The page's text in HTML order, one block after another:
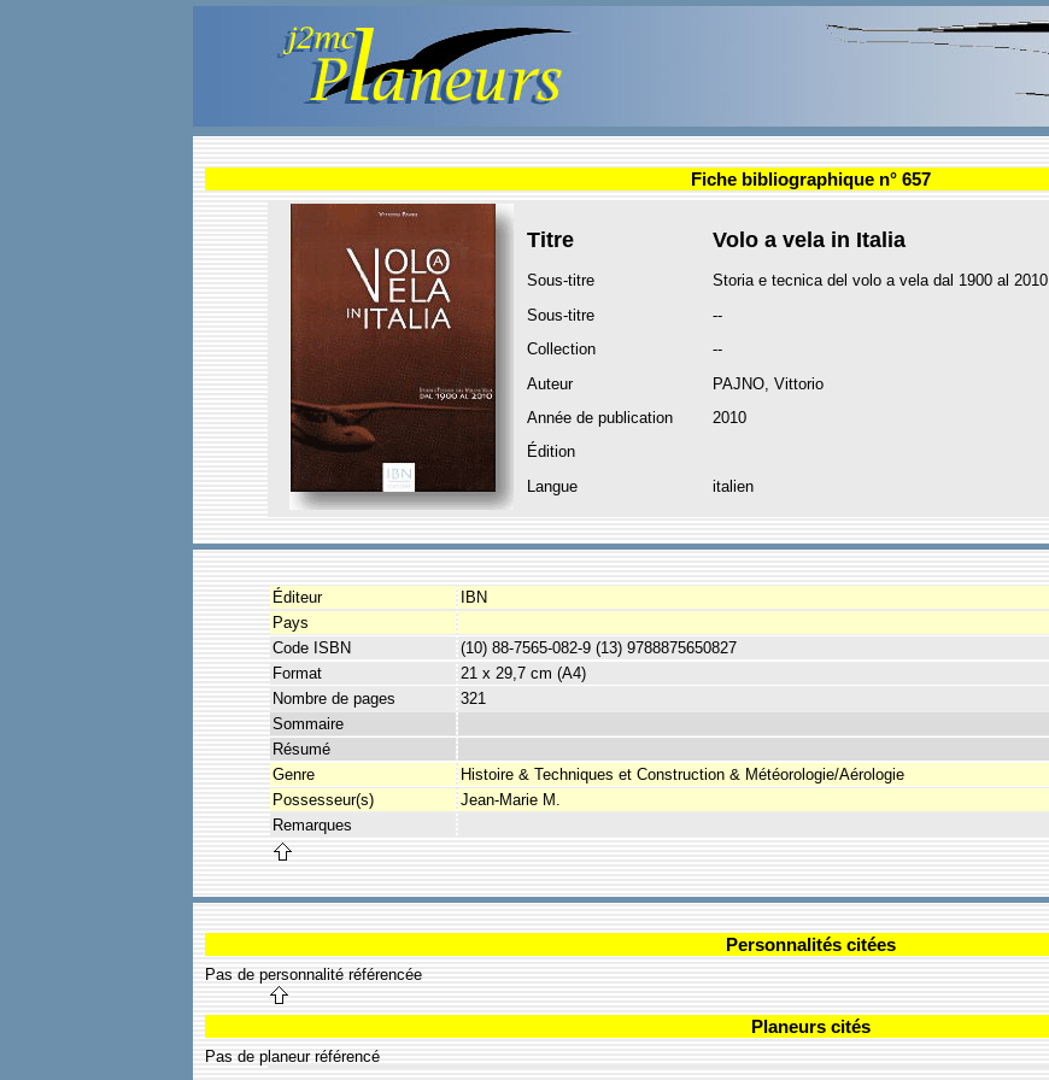
Fiche bibliographique n° 657
Titre Volo a vela in Italia
Sous-titre
Storia e tecnica del volo a vela dal 1900 al 2010
Sous-titre
--
Collection
--
Auteur
PAJNO, Vittorio
Année de publication
2010
Édition
Langue
italien
Éditeur
IBN
Pays
Code ISBN
(10) 88-7565-082-9 (13) 9788875650827
Format
21 x 29,7 cm (A4)
Nombre de pages
321
Sommaire
Résumé
Genre
Histoire & Techniques et Construction & Météorologie/Aérologie
Possesseur(s)
Jean-Marie M.
Remarques
Personnalités citées
Pas de personnalité référencée
Planeurs cités
Pas de planeur référencé